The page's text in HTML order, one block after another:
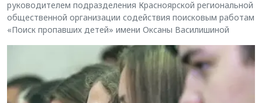
руководителем подразделения Красноярской региональной
общественной организации содействия поисковым работам
«Поиск пропавших детей» имени Оксаны Василишиной